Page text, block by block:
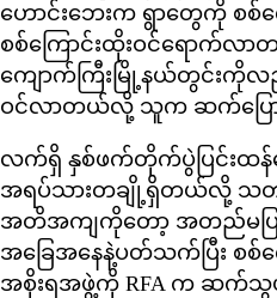
ဟောင်းဘေးက ရွာတွေကို စစ်
စစ်ကြောင်းထိုးဝင်ရောက်လာ
ကျောက်ကြီးမြို့နယ်တွင်းကိုလ
ဝင်လာတယ်လို့ သူက ဆက်ပြေ
လက်ရှိ နှစ်ဖက်တိုက်ပွဲပြင်းထန်
အရပ်သားတချို့ရှိတယ်လို့ သတ
အတိအကျကိုတော့ အတည်မပြုနို
အခြေအနေနဲ့ပတ်သက်ပြီး စစ်က
အစိုးရအဖွဲ့ကို RFA က ဆက်သွ